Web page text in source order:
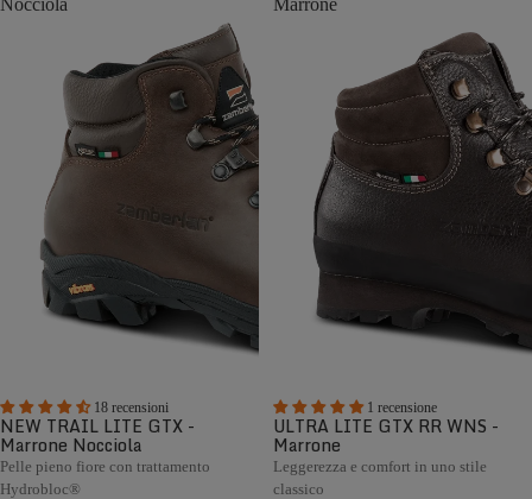
Nocciola
18 recensioni
NEW TRAIL LITE GTX -
Marrone Nocciola
Pelle pieno fiore con trattamento
Hydrobloc®
Marrone
1 recensione
ULTRA LITE GTX RR WNS -
Marrone
Leggerezza e comfort in uno stile
classico